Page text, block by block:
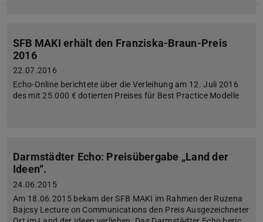
SFB MAKI erhält den Franziska-Braun-Preis
2016
22.07.2016
Echo-Online berichtete über die Verleihung am 12. Juli 2016
des mit 25.000 € dotierten Preises für Best Practice Modelle
Darmstädter Echo: Preisübergabe „Land der
Ideen“.
24.06.2015
Am 18.06.2015 bekam der SFB MAKI im Rahmen der Ruzena
Bajcsy Lecture on Communications den Preis Ausgezeichneter